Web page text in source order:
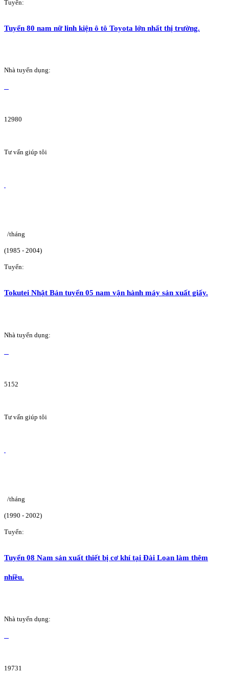
Tuyển:
Tuyển 80 nam nữ linh kiện ô tô Toyota lớn nhất thị trường.
Nhà tuyển dụng:
12980
Tư vấn giúp tôi
/tháng
(1985 - 2004)
Tuyển:
Tokutei Nhật Bản tuyển 05 nam vận hành máy sản xuất giấy.
Nhà tuyển dụng:
5152
Tư vấn giúp tôi
/tháng
(1990 - 2002)
Tuyển:
Tuyển 08 Nam sản xuất thiết bị cơ khí tại Đài Loan làm thêm
nhiều.
Nhà tuyển dụng:
19731